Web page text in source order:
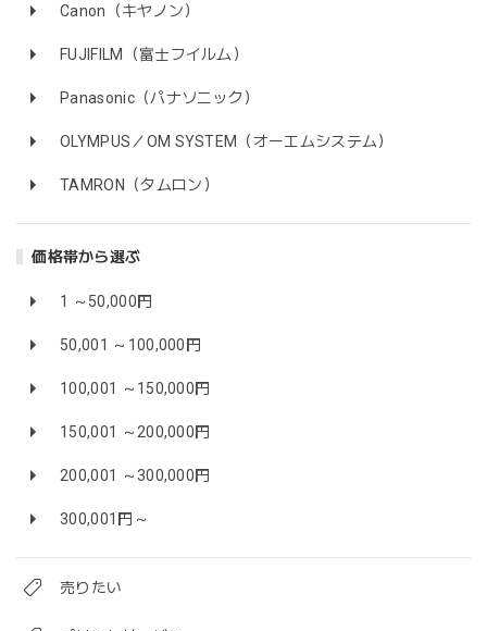
Canon（キヤノン）
FUJIFILM（富士フイルム）
Panasonic（パナソニック）
OLYMPUS／OM SYSTEM（オーエムシステム）
TAMRON（タムロン）
価格帯から選ぶ
1 ～50,000円
50,001 ～100,000円
100,001 ～150,000円
150,001 ～200,000円
200,001 ～300,000円
300,001円～
売りたい